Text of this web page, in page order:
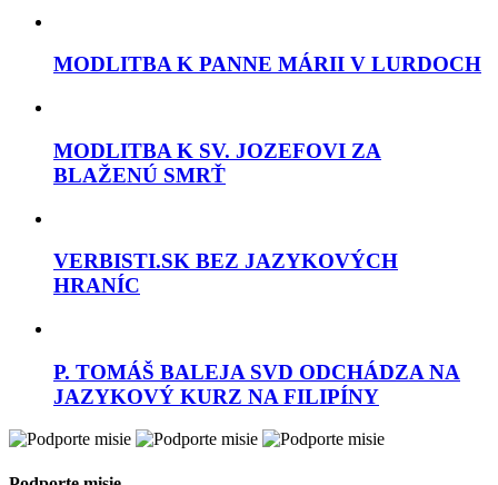
MODLITBA K PANNE MÁRII V LURDOCH
MODLITBA K SV. JOZEFOVI ZA
BLAŽENÚ SMRŤ
VERBISTI.SK BEZ JAZYKOVÝCH
HRANÍC
P. TOMÁŠ BALEJA SVD ODCHÁDZA NA
JAZYKOVÝ KURZ NA FILIPÍNY